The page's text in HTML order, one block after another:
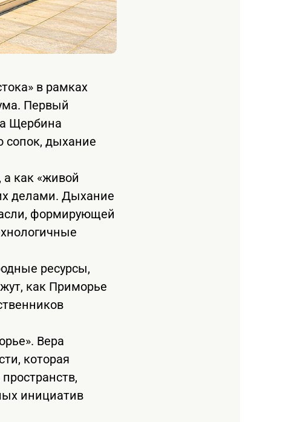
в рамках
Первый
Щербина
сопок, дыхание
как «живой
делами. Дыхание
формирующей
ресурсы,
как Приморье
Вера
которая
инициатив